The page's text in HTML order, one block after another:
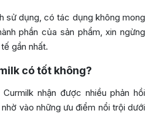
sử dụng, có tác dụng không mong
phần của sản phẩm, xin ngừng
gần nhất.
có tốt không?
nhận được nhiều phản hồi
vào những ưu điểm nổi trội dưới